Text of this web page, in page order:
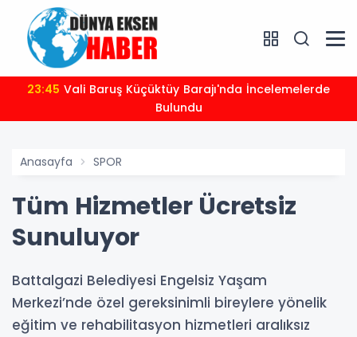
23:45
Bulundu
Anasayfa SPOR
Tüm Hizmetler Ücretsiz
Sunuluyor
Battalgazi Belediyesi Engelsiz Yaşam
Merkezi’nde özel gereksinimli bireylere yönelik
eğitim ve rehabilitasyon hizmetleri aralıksız